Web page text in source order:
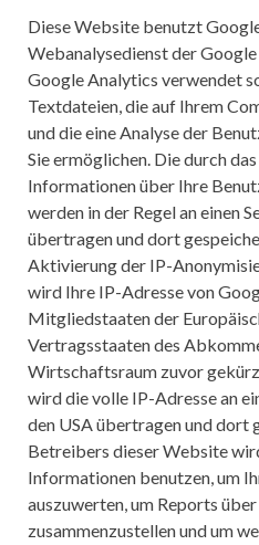
Diese Website benutzt
Webanalysedienst der
Google Analytics verwendet
Textdateien, die auf Ihrem
und die eine Analyse der
Sie ermöglichen. Die durch
Informationen über Ihre
werden in der Regel an einen
übertragen und dort
Aktivierung der IP-
wird Ihre IP-Adresse von
Mitgliedstaaten der
Vertragsstaaten des
Wirtschaftsraum zuvor
wird die volle IP-Adresse an
den USA übertragen und dort
Betreibers dieser Website
Informationen benutzen, um
auszuwerten, um Reports
zusammenzustellen und um